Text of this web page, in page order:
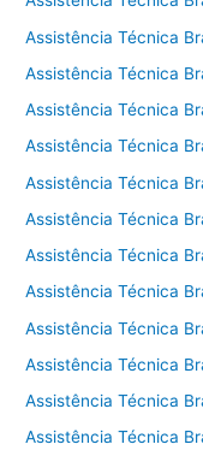
Assistência Técnica
Assistência Técnica
Assistência Técnica
Assistência Técnica
Assistência Técnica
Assistência Técnica
Assistência Técnica
Assistência Técnica
Assistência Técnica
Assistência Técnica
Assistência Técnica
Assistência Técnica